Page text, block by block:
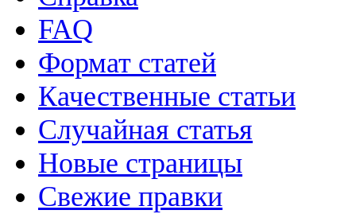
FAQ
Формат статей
Качественные статьи
Случайная статья
Новые страницы
Свежие правки